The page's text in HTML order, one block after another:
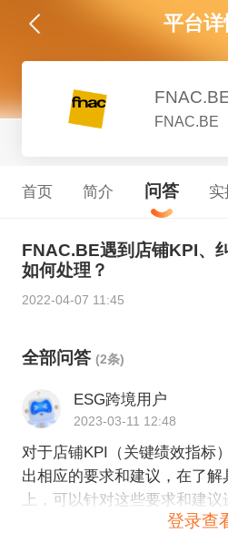
平台详
FNAC.BE
首页 简介 问答 实
FNAC.BE遇到店铺KPI、
如何处理？
2022-04-07 11:45
全部问答 (2条)
ESG跨境用户
2023-03-11 12:48
对于店铺KPI（关键绩效指标
出相应的要求和建议，在了
上，可以针对这些要求和建
整，从而提升店铺KPI的表现
登录查